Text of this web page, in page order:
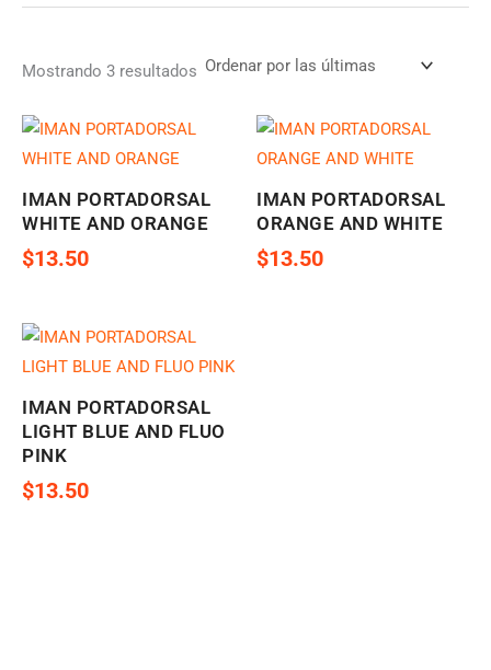
Mostrando 3 resultados
IMAN PORTADORSAL
WHITE AND ORANGE
$13.50
IMAN PORTADORSAL
ORANGE AND WHITE
$13.50
IMAN PORTADORSAL
LIGHT BLUE AND FLUO
PINK
$13.50